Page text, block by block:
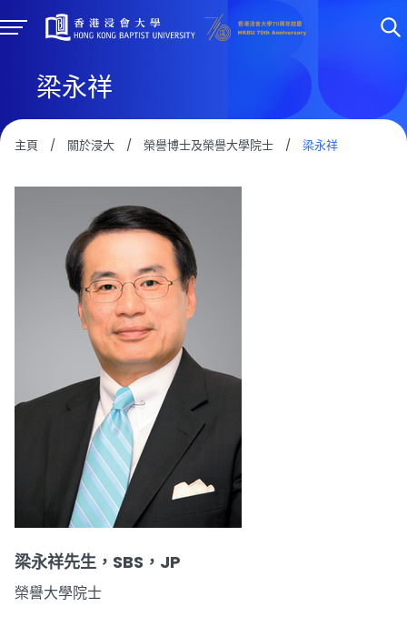
梁永祥
主頁 / 關於浸大 / 榮譽博士及榮譽大學院士 / 梁永祥
梁永祥先生，SBS，JP
榮譽大學院士